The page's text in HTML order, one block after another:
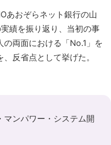
あおぞらネット銀行の山
績を振り返り、当初の事
両面における「No.1」を
反省点として挙げた。
マンパワー・システム開